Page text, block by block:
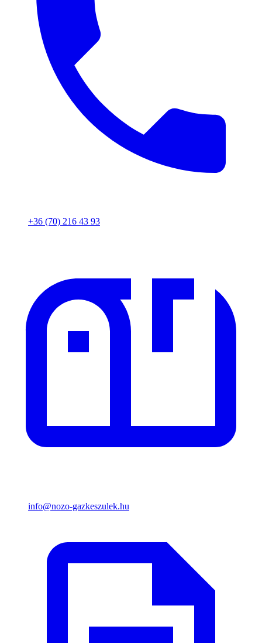
+36 (70) 216 43 93
info@nozo-gazkeszulek.hu